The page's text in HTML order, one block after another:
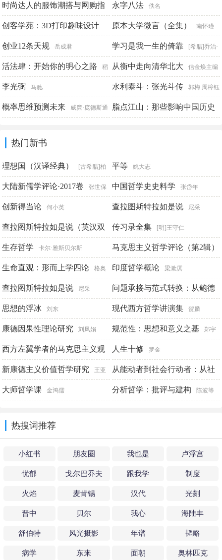
的现代转向 王跃 安口述 朱兵整理
时尚达人的服饰潮搭与网购指
南 倪佩婕
永字八法 佚名
创客学苑：3D打印趣味设计
索士辉 孙旭 索骁驿等编著
原本大学微言（全集） 南怀瑾
创业12条天规 岳成君 学习是我一生的倚靠 [希腊]乔治·
帕潘德里欧 著 柯琪 编译
活法肆：开始你的明心之路 稻
盛和夫
从衡中走向清华北大 信金焕主编
李光弼 马驰 水利泰斗：张光斗传 郭梅 周樟钰
概率思维预测未来 威廉·庞德斯通 脂点江山：那些影响中国历史
热门新书
理想国（汉译经典） [古希腊]柏
拉图
平等 姚大志
大陆新儒学评论·2017卷 张世保
谢青松
中国哲学史史料学 张岱年
创新得当论 何小英 查拉图斯特拉如是说 尼采
查拉图斯特拉如是说（英汉双
语） 尼采
传习录全集 [明]王守仁
生存哲学 卡尔·雅斯贝尔斯 马克思主义哲学评论（第2辑）
陈新夏 杨生平 黄志军
生命直观：形而上学四论 格奥
尔格·西美尔
印度哲学概论 梁漱溟
查拉图斯特拉如是说 尼采 问题承接与范式转换：从鲍德
里亚看西方后马克思主义
勇
思想的浮冰 刘东 现代西方哲学讲演集 贺麟
康德因果性理论研究 刘凤娟 规范性：思想和意义之基 郑宇
健
西方左翼学者的马克思主义观
（马克思主义研究论库·第二
辑） 黄继锋
人生十修 罗金
新康德主义价值哲学研究 王亚
珍
从能动者到社会行动者：从社
会个体生成论看当代心灵哲学
大师哲学课 金鸿儒 分析哲学：批评与建构 陈波等
热搜词推荐
小红书 朋友圈 我也是 卢浮宫
忧郁 戈尔巴乔夫 跟我学 制度
火焰 麦肯锡 汉代 光刻
晋中 贝尔 我心 海陆丰
舒伯特 风光摄影 年谱 韬略
病学 东来 面朝 奥林匹克